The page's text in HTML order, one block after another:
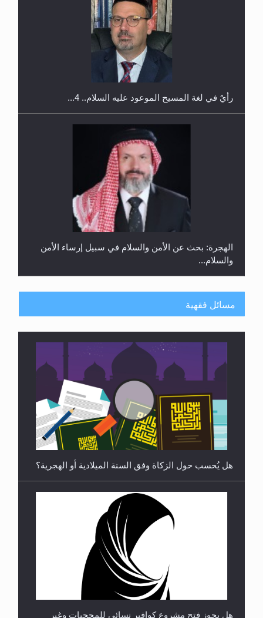
اليوم الوطني الرياضي لمجلس أنصار الله في هولندا
رأيٌ في لغة المسيح الموعود عليه السلام.. 4...
الهجرة: بحث عن الأمن والسلام في سبيل إرساء الأمن
والسلام...
رأيٌ في لغة المسيح الموعود عليه السلام ..«3» نظرة
في شعر المسيح الموعود عليه السلام.....
**الحصن الحصين من وساوس المعارضين ...**...
مسائل فقهية
هل يُحسب حول الزكاة وفق السنة الميلادية أو الهجرية؟
هل يجوز فتح مشروع كوافير نسائي للمحجبات وغير